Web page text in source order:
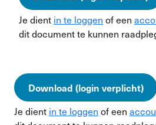
Je dient in te loggen of een
dit document te kunnen
Download (login verplicht)
Je dient in te loggen of een